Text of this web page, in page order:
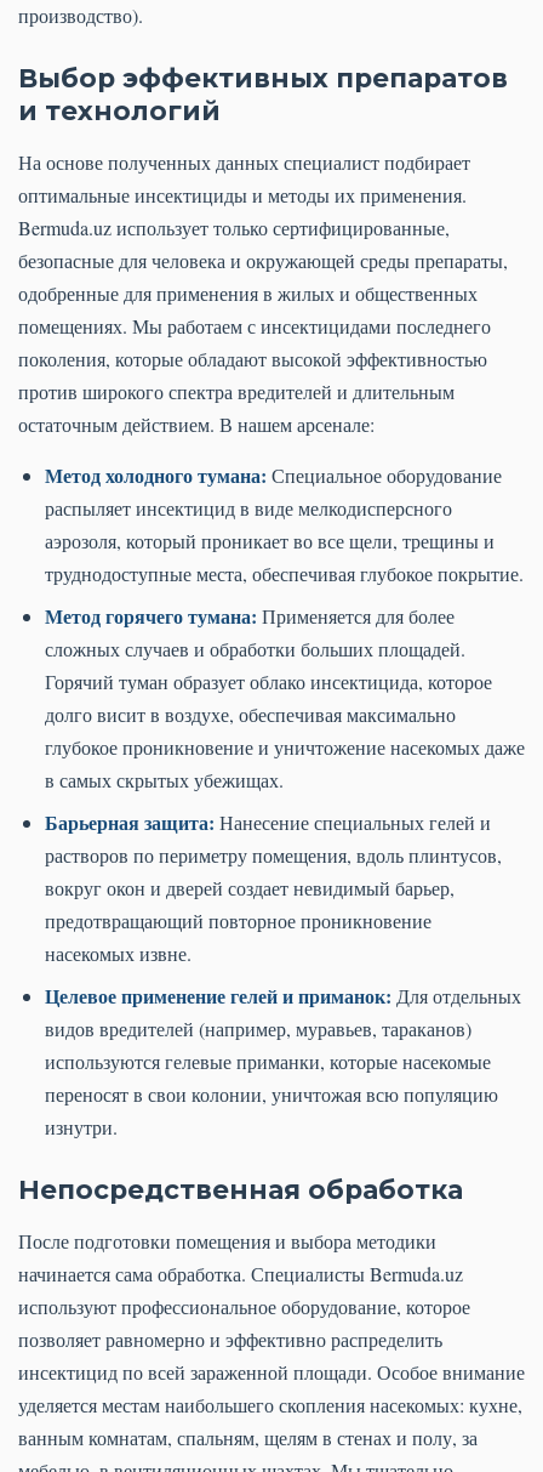
производство).
Выбор эффективных препаратов
и технологий
На основе полученных данных специалист подбирает
оптимальные инсектициды и методы их применения.
Bermuda.uz использует только сертифицированные,
безопасные для человека и окружающей среды препараты,
одобренные для применения в жилых и общественных
помещениях. Мы работаем с инсектицидами последнего
поколения, которые обладают высокой эффективностью
против широкого спектра вредителей и длительным
остаточным действием. В нашем арсенале:
Метод холодного тумана: Специальное оборудование
распыляет инсектицид в виде мелкодисперсного
аэрозоля, который проникает во все щели, трещины и
труднодоступные места, обеспечивая глубокое покрытие.
Метод горячего тумана: Применяется для более
сложных случаев и обработки больших площадей.
Горячий туман образует облако инсектицида, которое
долго висит в воздухе, обеспечивая максимально
глубокое проникновение и уничтожение насекомых даже
в самых скрытых убежищах.
Барьерная защита: Нанесение специальных гелей и
растворов по периметру помещения, вдоль плинтусов,
вокруг окон и дверей создает невидимый барьер,
предотвращающий повторное проникновение
насекомых извне.
Целевое применение гелей и приманок: Для отдельных
видов вредителей (например, муравьев, тараканов)
используются гелевые приманки, которые насекомые
переносят в свои колонии, уничтожая всю популяцию
изнутри.
Непосредственная обработка
После подготовки помещения и выбора методики
начинается сама обработка. Специалисты Bermuda.uz
используют профессиональное оборудование, которое
позволяет равномерно и эффективно распределить
инсектицид по всей зараженной площади. Особое внимание
уделяется местам наибольшего скопления насекомых: кухне,
ванным комнатам, спальням, щелям в стенах и полу, за